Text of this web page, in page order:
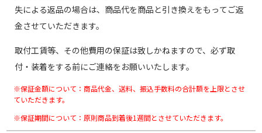
失による返品の場合は、商品代を商品と引き換えをもってご返
金させていただきます。
取付工賃等、その他費用の保証は致しかねますので、必ず取
付・装着をする前にご連絡をお願いいたします。
※保証金額について：商品代金、送料、振込手数料の合計額を上限とさせ
ていただきます。
※保証期間について：原則商品到着後1週間とさせていただきます。